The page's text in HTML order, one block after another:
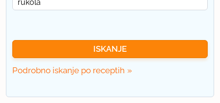
Podrobno iskanje po receptih